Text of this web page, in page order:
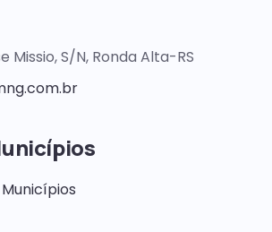
Missio, S/N, Ronda Alta-RS